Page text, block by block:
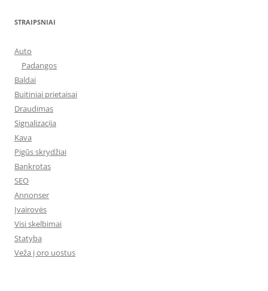
STRAIPSNIAI
Auto
Padangos
Baldai
Buitiniai prietaisai
Draudimas
Signalizacija
Kava
Pigūs skrydžiai
Bankrotas
SEO
Annonser
Įvairovės
Visi skelbimai
Statyba
Veža į oro uostus